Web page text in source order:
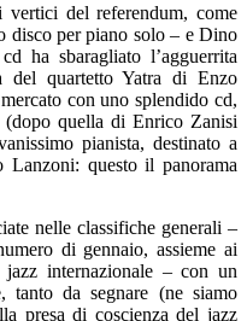
del referendum, come
disco per piano solo – e Dino
ha sbaragliato l’agguerrita
del quartetto Yatra di Enzo
con uno splendido cd,
quella di Enrico Zanisi
pianista, destinato a
Lanzoni: questo il panorama
nelle classifiche generali –
di gennaio, assieme ai
internazionale – con un
tanto da segnare (ne siamo
presa di coscienza del jazz